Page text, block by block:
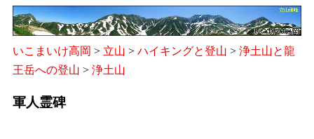
いこまいけ高岡 > 立山 > ハイキングと登山 > 浄土山と龍
王岳への登山 > 浄土山
軍人霊碑